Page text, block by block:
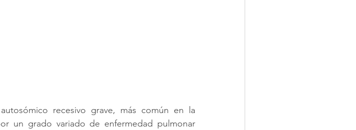
recesivo grave, más común en la
un grado variado de enfermedad pulmonar